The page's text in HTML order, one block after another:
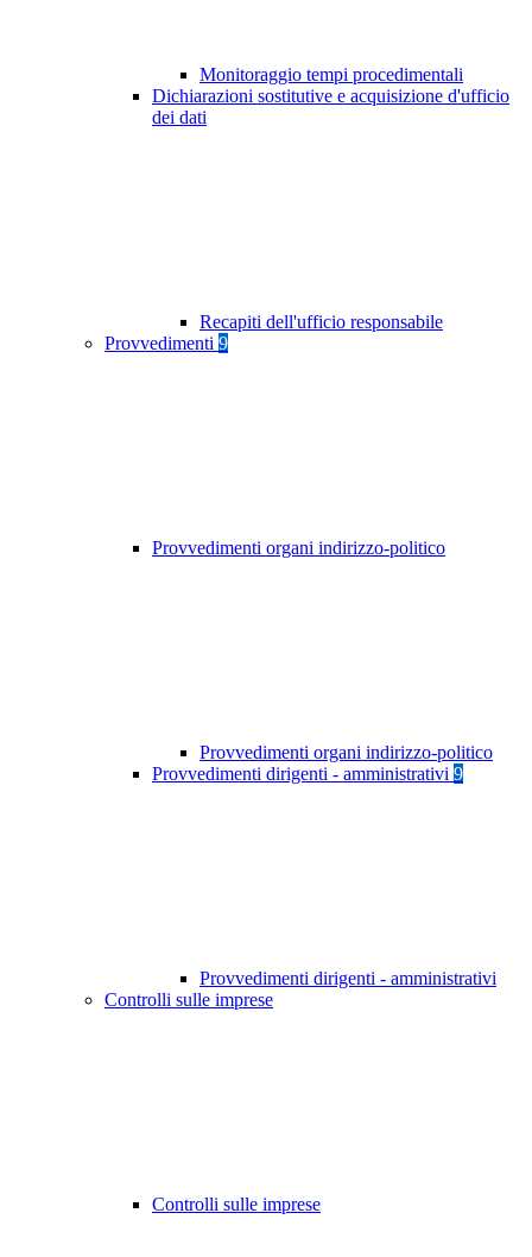
Monitoraggio tempi procedimentali
Dichiarazioni sostitutive e acquisizione d'ufficio
dei dati
Recapiti dell'ufficio responsabile
Provvedimenti 9
Provvedimenti organi indirizzo-politico
Provvedimenti organi indirizzo-politico
Provvedimenti dirigenti - amministrativi 9
Provvedimenti dirigenti - amministrativi
Controlli sulle imprese
Controlli sulle imprese